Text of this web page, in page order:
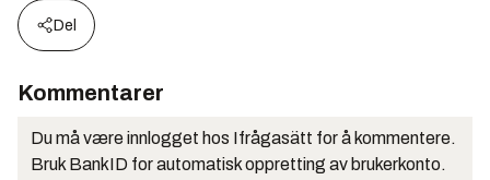
Del
Kommentarer
Du må være innlogget hos Ifrågasätt for å kommentere.
Bruk BankID for automatisk oppretting av brukerkonto.